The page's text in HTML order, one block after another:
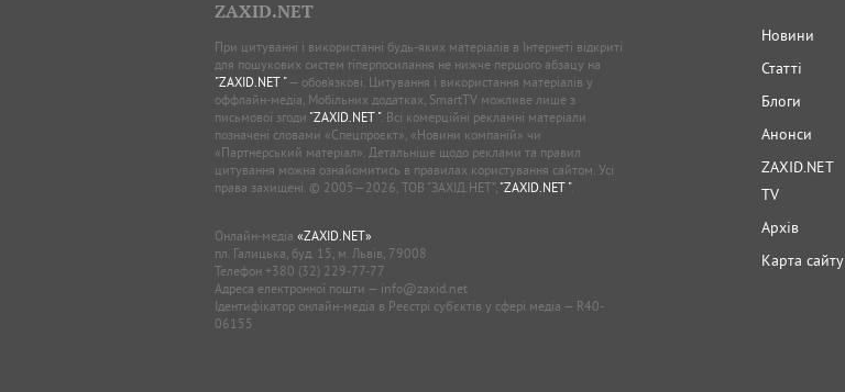
ZAXID.NET
При цитуванні і використанні будь-яких матеріалів в Інтернеті відкриті
для пошукових систем гіперпосилання не нижче першого абзацу на
"ZAXID.NET "— обов’язкові. Цитування і використання матеріалів у
оффлайн-медіа, Мобільних додатках, SmartTV можливе лише з
письмової згоди "ZAXID.NET ". Всі комерційні рекламні матеріали
позначені словами «Спецпроєкт», «Новини компаній» чи
«Партнерський матеріал». Детальніше щодо реклами та правил
цитування можна ознайомитись в правилах користування сайтом. Усі
права захищені. © 2005—2026, ТОВ “ЗАХІД.НЕТ”, "ZAXID.NET ".
Онлайн-медіа «ZAXID.NET»
пл. Галицька, буд. 15, м. Львів, 79008
Телефон +380 (32) 229-77-77
Адреса електронної пошти — info@zaxid.net
Ідентифікатор онлайн-медіа в Реєстрі суб'єктів у сфері медіа — R40-
06155
Новини
Статті
Блоги
Анонси
ZAXID.NET
TV
Архів
Карта сайту